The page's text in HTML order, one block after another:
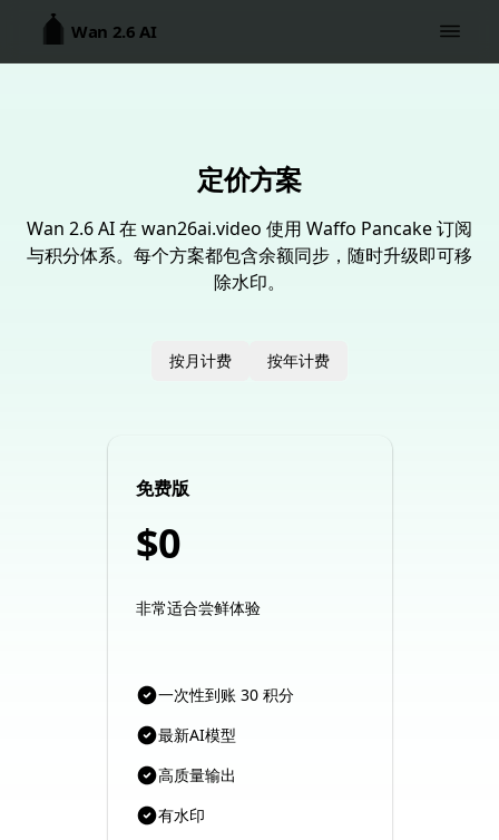
Wan 2.6 AI
定价方案
Wan 2.6 AI 在 wan26ai.video 使用 Waffo Pancake 订阅
与积分体系。每个方案都包含余额同步，随时升级即可移
除水印。
按月计费 按年计费
免费版
$0
非常适合尝鲜体验
一次性到账 30 积分
最新AI模型
高质量输出
有水印